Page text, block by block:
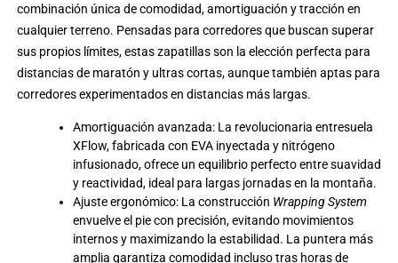
combinación única de comodidad, amortiguación y tracción en
cualquier terreno. Pensadas para corredores que buscan superar
sus propios límites, estas zapatillas son la elección perfecta para
distancias de maratón y ultras cortas, aunque también aptas para
corredores experimentados en distancias más largas.
Amortiguación avanzada: La revolucionaria entresuela
XFlow, fabricada con EVA inyectada y nitrógeno
infusionado, ofrece un equilibrio perfecto entre suavidad
y reactividad, ideal para largas jornadas en la montaña.
Ajuste ergonómico: La construcción Wrapping System
envuelve el pie con precisión, evitando movimientos
internos y maximizando la estabilidad. La puntera más
amplia garantiza comodidad incluso tras horas de